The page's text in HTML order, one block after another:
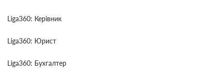
Liga360: Керівник
Liga360: Юрист
Liga360: Бухгалтер